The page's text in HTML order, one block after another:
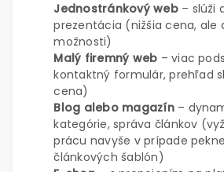
Jednostránkový web– slúži
prezentácia (nižšia cena, ale
možnosti)
Malý firemný web – viac
kontaktný formulár, prehľad
cena)
Blog alebo magazín–
kategórie, správa článkov
prácu navyše v prípade
článkových šablón)